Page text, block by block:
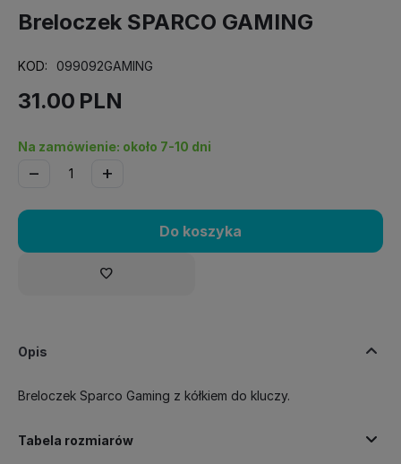
Breloczek SPARCO GAMING
KOD: 099092GAMING
31.00 PLN
Na zamówienie: około 7-10 dni
+
−
Do koszyka
Opis
Breloczek Sparco Gaming z kółkiem do kluczy.
Tabela rozmiarów